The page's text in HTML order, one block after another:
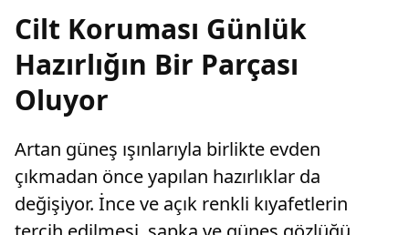
Cilt Koruması Günlük
Hazırlığın Bir Parçası
Oluyor
Artan güneş ışınlarıyla birlikte evden
çıkmadan önce yapılan hazırlıklar da
değişiyor. İnce ve açık renkli kıyafetlerin